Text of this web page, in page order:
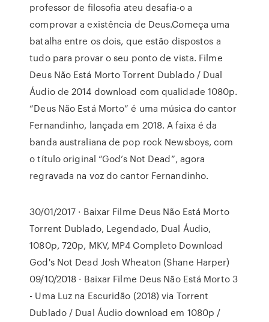
professor de filosofia ateu desafia-o a
comprovar a existência de Deus.Começa uma
batalha entre os dois, que estão dispostos a
tudo para provar o seu ponto de vista. Filme
Deus Não Está Morto Torrent Dublado / Dual
Áudio de 2014 download com qualidade 1080p.
“Deus Não Está Morto” é uma música do cantor
Fernandinho, lançada em 2018. A faixa é da
banda australiana de pop rock Newsboys, com
o título original “God’s Not Dead”, agora
regravada na voz do cantor Fernandinho.
30/01/2017 · Baixar Filme Deus Não Está Morto
Torrent Dublado, Legendado, Dual Áudio,
1080p, 720p, MKV, MP4 Completo Download
God's Not Dead Josh Wheaton (Shane Harper)
09/10/2018 · Baixar Filme Deus Não Está Morto 3
- Uma Luz na Escuridão (2018) via Torrent
Dublado / Dual Áudio download em 1080p /